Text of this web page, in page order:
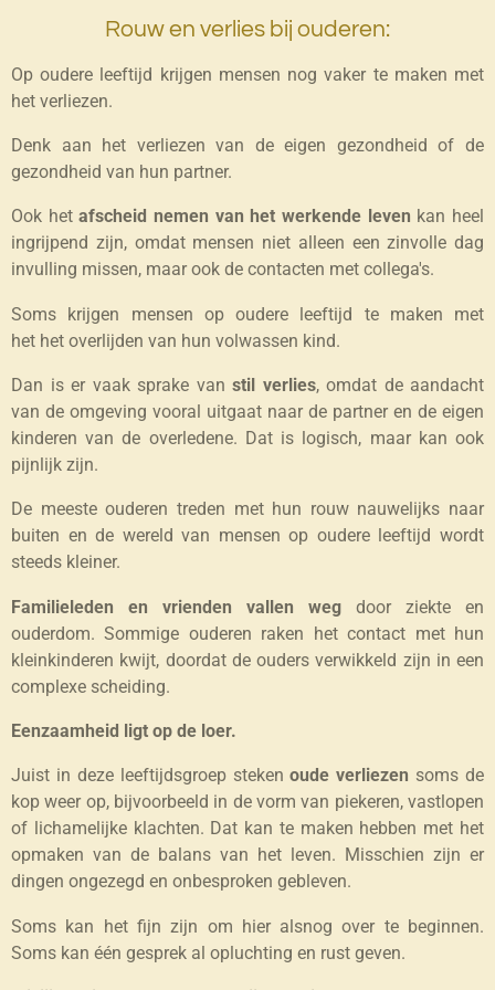
Rouw en verlies bij ouderen:
Op oudere leeftijd krijgen mensen nog vaker te maken met
het verliezen.
Denk aan het verliezen van de eigen gezondheid of de
gezondheid van hun partner.
Ook hetafscheid nemen van het werkende leven kan heel
ingrijpend zijn, omdat mensen niet alleen een zinvolle dag
invulling missen, maar ook de contacten met collega's.
Soms krijgen mensen op oudere leeftijd te maken met
het het overlijden van hun volwassen kind.
Dan is er vaak sprake van stil verlies, omdat de aandacht
van de omgeving vooral uitgaat naar de partner en de eigen
kinderen van de overledene. Dat is logisch, maar kan ook
pijnlijk zijn.
De meeste ouderen treden met hun rouw nauwelijks naar
buiten en de wereld van mensen op oudere leeftijd wordt
steeds kleiner.
Familieleden en vrienden vallen weg door ziekte en
ouderdom. Sommige ouderen raken het contact met hun
kleinkinderen kwijt, doordat de ouders verwikkeld zijn in een
complexe scheiding.
Eenzaamheid ligt op de loer.
Juist in deze leeftijdsgroep stekenoude verliezen soms de
kop weer op, bijvoorbeeld in de vorm van piekeren, vastlopen
of lichamelijke klachten. Dat kan te maken hebben met het
opmaken van de balans van het leven. Misschien zijn er
dingen ongezegd en onbesproken gebleven.
Soms kan het fijn zijn om hier alsnog over te beginnen.
Soms kan één gesprek al opluchting en rust geven.